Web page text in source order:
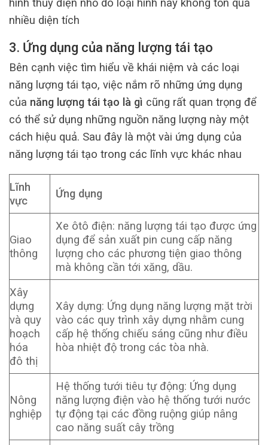
nhiều diện tích
3. Ứng dụng của năng lượng tái tạo
Bên cạnh việc tìm hiểu về khái niệm và các loại
năng lượng tái tạo, việc nắm rõ những ứng dụng
của năng lượng tái tạo là gì cũng rất quan trọng để
có thể sử dụng những nguồn năng lượng này một
cách hiệu quả. Sau đây là một vài ứng dụng của
năng lượng tái tạo trong các lĩnh vực khác nhau
Lĩnh
vực
Ứng dụng
Giao
thông
Xe ôtô điện: năng lượng tái tạo được ứng
dụng để sản xuất pin cung cấp năng
lượng cho các phương tiện giao thông
mà không cần tới xăng, dầu.
Xây
dựng
và quy
hoạch
hóa
đô thị
Xây dựng: Ứng dụng năng lượng mặt trời
vào các quy trình xây dựng nhằm cung
cấp hệ thống chiếu sáng cũng như điều
hòa nhiệt độ trong các tòa nhà.
Nông
nghiệp
Hệ thống tưới tiêu tự động: Ứng dụng
năng lượng điện vào hệ thống tưới nước
tự động tại các đồng ruộng giúp nâng
cao năng suất cây trồng